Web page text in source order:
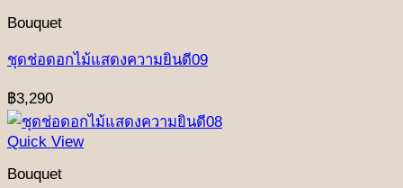
Bouquet
ชุดช่อดอกไม้แสดงความยินดี09
฿3,290
Quick View
Bouquet